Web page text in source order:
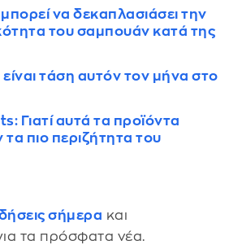
να δεκαπλασιάσει την
του σαμπουάν κατά της
τάση αυτόν τον μήνα στο
Γιατί αυτά τα προϊόντα
τα πιο περιζήτητα του
σήμερα και
τα πρόσφατα νέα.